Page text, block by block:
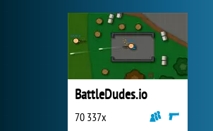
BattleDudes.io
70 337x